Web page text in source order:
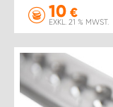
10 €
EXKL. 21 % MWST.